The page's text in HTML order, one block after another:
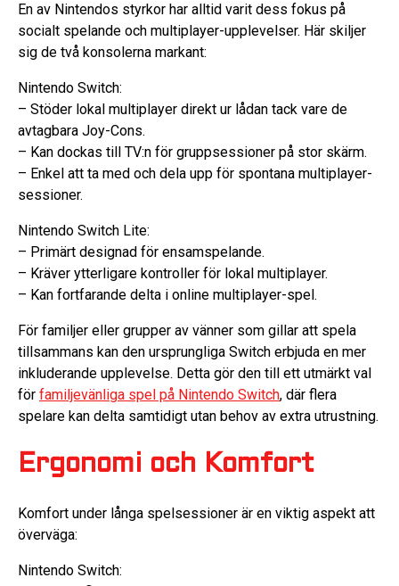
En av Nintendos styrkor har alltid varit dess fokus på
socialt spelande och multiplayer-upplevelser. Här skiljer
sig de två konsolerna markant:
Nintendo Switch:
– Stöder lokal multiplayer direkt ur lådan tack vare de
avtagbara Joy-Cons.
– Kan dockas till TV:n för gruppsessioner på stor skärm.
– Enkel att ta med och dela upp för spontana multiplayer-
sessioner.
Nintendo Switch Lite:
– Primärt designad för ensamspelande.
– Kräver ytterligare kontroller för lokal multiplayer.
– Kan fortfarande delta i online multiplayer-spel.
För familjer eller grupper av vänner som gillar att spela
tillsammans kan den ursprungliga Switch erbjuda en mer
inkluderande upplevelse. Detta gör den till ett utmärkt val
för familjevänliga spel på Nintendo Switch, där flera
spelare kan delta samtidigt utan behov av extra utrustning.
Ergonomi och Komfort
Komfort under långa spelsessioner är en viktig aspekt att
överväga:
Nintendo Switch: